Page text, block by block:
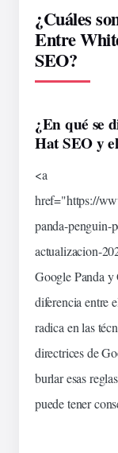
¿Cuáles
Entre
SEO?
¿En qué se
Hat SEO y
<a
href="https://
panda-penguin-
actualizacion-
Google Panda
diferenciaentre
radica en las
directrices de
burlar esas
puede tener